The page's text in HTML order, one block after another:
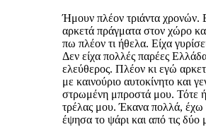
Ήμουν πλέον τριάντα χρονών.
αρκετά πράγματα στον χώρο
πω πλέον τι ήθελα. Είχα
Δεν είχα πολλές παρέες
ελεύθερος. Πλέον κι εγώ
με καινούριο αυτοκίνητο και
στρωμένη μπροστά μου. Τότε
τρέλας μου. Έκανα πολλά, έχω
έψησα το ψάρι και από τις δύο